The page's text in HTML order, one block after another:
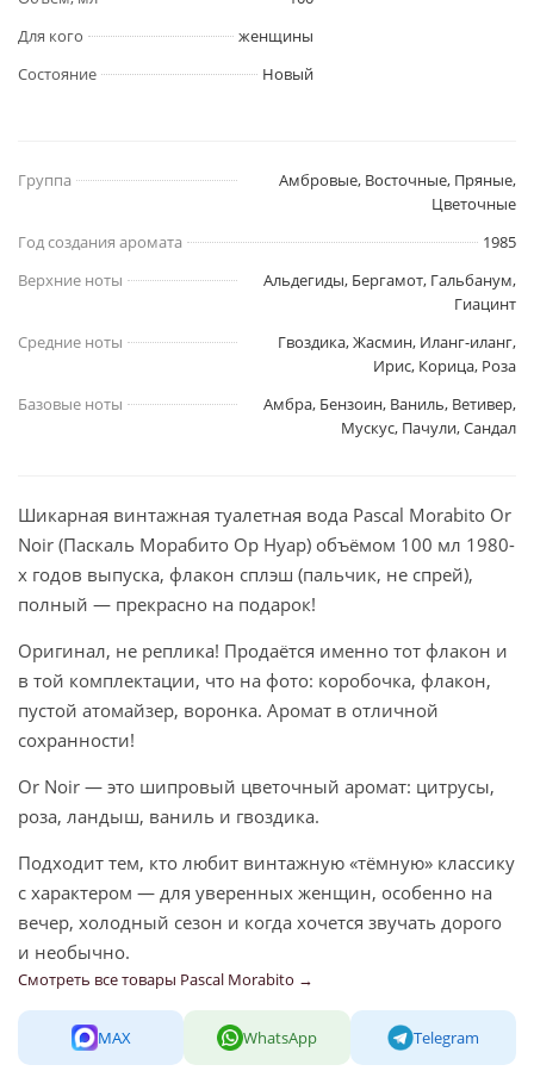
Для кого
женщины
Состояние
Новый
Группа
Амбровые, Восточные, Пряные,
Цветочные
Год создания аромата
1985
Верхние ноты
Альдегиды, Бергамот, Гальбанум,
Гиацинт
Средние ноты
Гвоздика, Жасмин, Иланг-иланг,
Ирис, Корица, Роза
Базовые ноты
Амбра, Бензоин, Ваниль, Ветивер,
Мускус, Пачули, Сандал
Шикарная винтажная туалетная вода Pascal Morabito Or
Noir (Паскаль Морабито Ор Нуар) объёмом 100 мл 1980-
х годов выпуска, флакон сплэш (пальчик, не спрей),
полный — прекрасно на подарок!
Оригинал, не реплика! Продаётся именно тот флакон и
в той комплектации, что на фото: коробочка, флакон,
пустой атомайзер, воронка. Аромат в отличной
сохранности!
Or Noir — это шипровый цветочный аромат: цитрусы,
роза, ландыш, ваниль и гвоздика.
Подходит тем, кто любит винтажную «тёмную» классику
с характером — для уверенных женщин, особенно на
вечер, холодный сезон и когда хочется звучать дорого
и необычно.
Смотреть все товары Pascal Morabito →
MAX WhatsApp Telegram